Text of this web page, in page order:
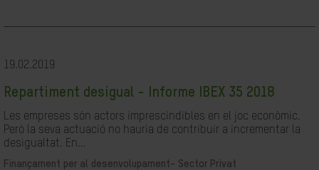
19.02.2019
Repartiment desigual - Informe IBEX 35 2018
Les empreses són actors imprescindibles en el joc econòmic.
Però la seva actuació no hauria de contribuir a incrementar la
desigualtat. En...
Finançament per al desenvolupament- Sector Privat